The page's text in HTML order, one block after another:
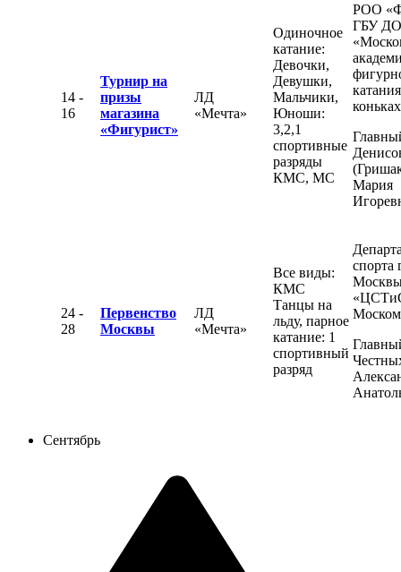
14 -
16
Турнир на
призы
магазина
«Фигурист»
ЛД
«Мечта»
Одиночное
катание:
Девочки,
Девушки,
Мальчики,
Юноши:
3,2,1
спортивные
разряды
КМС, МС
РОО
ГБУ ДО
Мария
24 -
28
Первенство
Москвы
ЛД
«Мечта»
Все виды:
КМС
Танцы на
льду, парное
катание: 1
спортивный
разряд
спорта
Сентябрь